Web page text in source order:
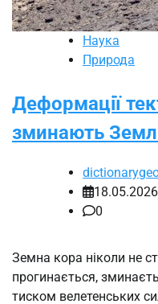
Наука
Природа
Деформації
зминають
18.05.2026
0
Земна кора ніколи не
прогинається,
тиском велетенських